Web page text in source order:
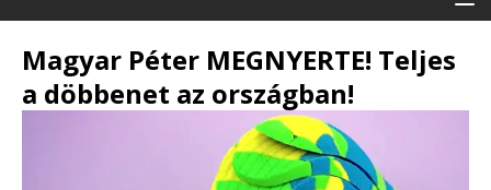
Magyar Péter MEGNYERTE! Teljes
a döbbenet az országban!